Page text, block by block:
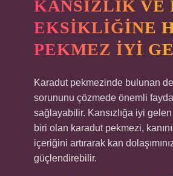
KANSIZLIK VE
EKSIKLIĞINE
PEKMEZ IYI
Karadut pekmezinde bulunan
sorununu çözmede önemli
sağlayabilir. Kansızlığa iyi
biri olan karadut pekmezi,
içeriğini artırarak kan
güçlendirebilir.